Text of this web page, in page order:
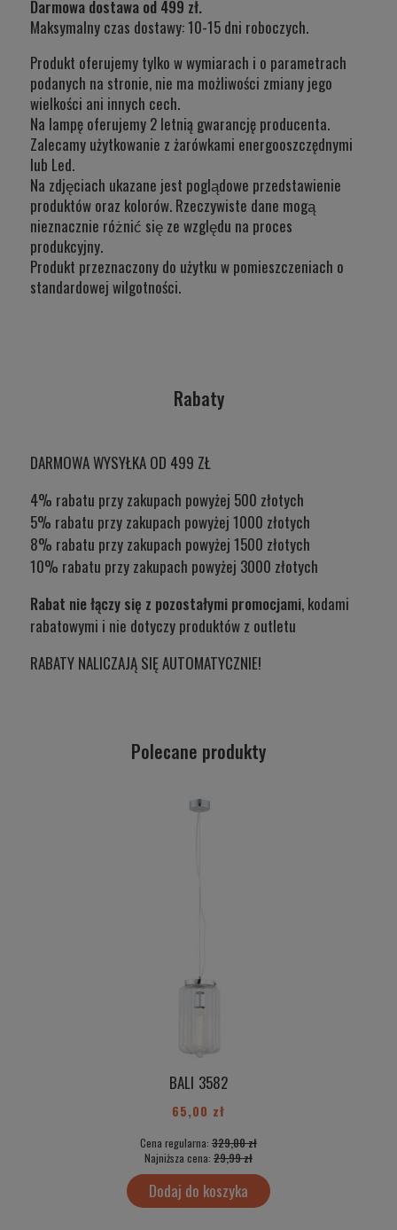
Darmowa dostawa od 499 zł.
Maksymalny czas dostawy: 10-15 dni roboczych.
Produkt oferujemy tylko w wymiarach i o parametrach
podanych na stronie, nie ma możliwości zmiany jego
wielkości ani innych cech.
Na lampę oferujemy 2 letnią gwarancję producenta.
Zalecamy użytkowanie z żarówkami energooszczędnymi
lub Led.
Na zdjęciach ukazane jest poglądowe przedstawienie
produktów oraz kolorów. Rzeczywiste dane mogą
nieznacznie różnić się ze względu na proces
produkcyjny.
Produkt przeznaczony do użytku w pomieszczeniach o
standardowej wilgotności.
Rabaty
DARMOWA WYSYŁKA OD 499 ZŁ
4% rabatu przy zakupach powyżej 500 złotych
5% rabatu przy zakupach powyżej 1000 złotych
8% rabatu przy zakupach powyżej 1500 złotych
10% rabatu przy zakupach powyżej 3000 złotych
Rabat nie łączy się z pozostałymi promocjami, kodami
rabatowymi i nie dotyczy produktów z outletu
RABATY NALICZAJĄ SIĘ AUTOMATYCZNIE!
Polecane produkty
BALI 3582
65,00 zł
Cena regularna: 329,00 zł
Najniższa cena: 29,99 zł
Dodaj do koszyka